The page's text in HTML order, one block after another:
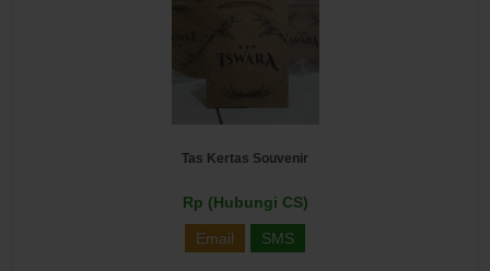
Tas Kertas Souvenir
Rp (Hubungi CS)
Email SMS